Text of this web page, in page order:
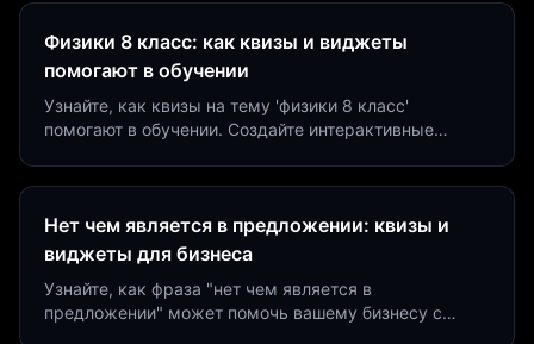
Физики 8 класс: как квизы и виджеты
помогают в обучении
Узнайте, как квизы на тему 'физики 8 класс'
помогают в обучении. Создайте интерактивные
Нет чем является в предложении: квизы и
виджеты для бизнеса
Узнайте, как фраза "нет чем является в
предложении" может помочь вашему бизнесу с